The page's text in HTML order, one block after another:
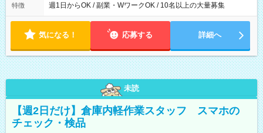
特徴 週1日からOK / 副業・WワークOK / 10名以上の大量募集
気になる！ 応募する 詳細へ
未読
【週2日だけ】倉庫内軽作業スタッフ スマホの
チェック・検品